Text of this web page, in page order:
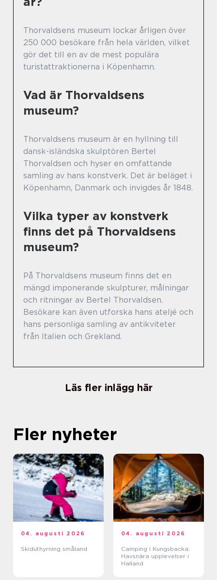
Thorvaldsens museum lockar årligen över
250 000 besökare från hela världen, vilket
gör det till en av de mest populära
turistattraktionerna i Köpenhamn.
Vad är Thorvaldsens
museum?
Thorvaldsens museum är en hyllning till
dansk-isländska skulptören Bertel
Thorvaldsen och hyser en omfattande
samling av hans konstverk. Det är beläget i
Köpenhamn, Danmark och invigdes år 1848.
Vilka typer av konstverk
finns det på Thorvaldsens
museum?
På Thorvaldsens museum finns det en
mängd imponerande skulpturer, målningar
och ritningar av Bertel Thorvaldsen.
Besökare kan även utforska hans ateljé och
hans personliga samling av antikviteter
från Italien och Grekland.
Läs fler inlägg här
Fler nyheter
04. augusti 2026
Skiduthyrning småland
04. augusti 2026
Camping i Kungsbacka:
Havsnära upplevelser i
Halland